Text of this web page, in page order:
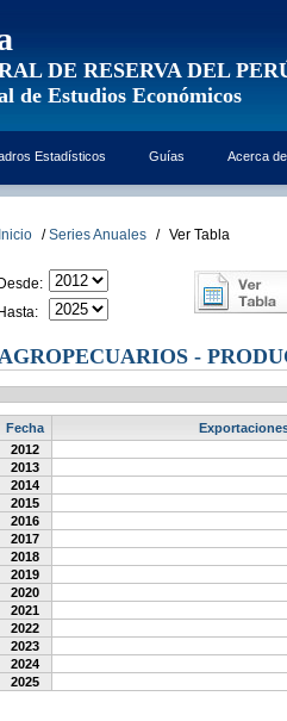
DE RESERVA DEL
de Estudios Económicos
Estadísticos Guías Acerca de
Inicio / Series Anuales / Ver Tabla
Desde:
Hasta:
-
Fecha
2012
2013
2014
2015
2016
2017
2018
2019
2020
2021
2022
2023
2024
2025